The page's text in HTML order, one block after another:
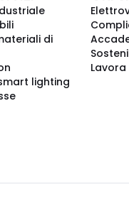
di
lighting